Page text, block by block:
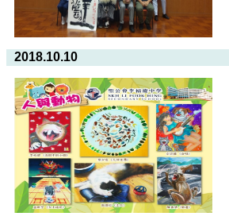
2018.10.10